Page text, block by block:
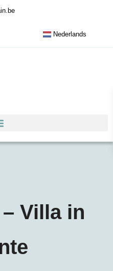
Nederlands
– Villa in